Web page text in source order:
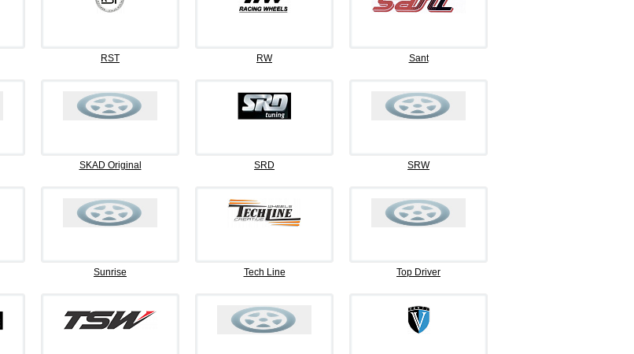
RST RW Sant
SKAD Original SRD SRW
Sunrise Tech Line Top Driver